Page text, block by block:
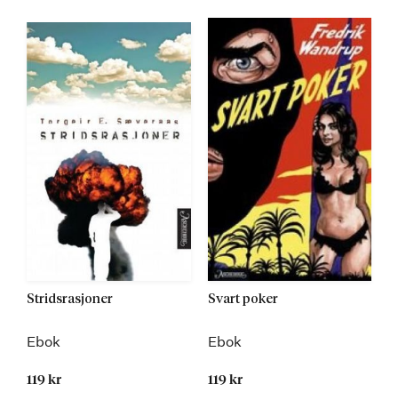
Stridsrasjoner
Ebok
119 kr
Svart poker
Ebok
119 kr